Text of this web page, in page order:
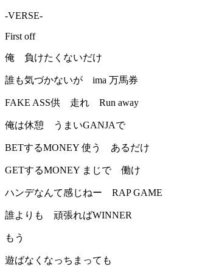
-VERSE-
First off
俺 負けたくないだけ
誰も気づかないが ima 万馬券
FAKE ASS供 走れ Run away
俺は休憩 うまいGANJAで
BETするMONEY 使う あるだけ
GETするMONEY まじで 働け
ハンデなんて感じねー RAP GAME
誰よりも 頑張ればWINNER
もう
遊ばなくなっちまっても